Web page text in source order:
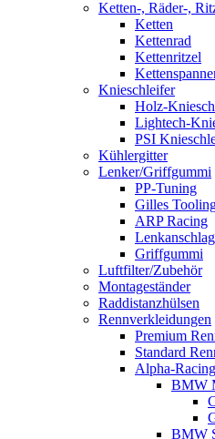
Ketten-, Räder-,
Ketten
Kettenrad
Kettenritzel
Knieschleifer
Holz-
Lightech-
PSI
Kühlergitter
Lenker/Griffgummi
PP-Tuning
Gilles
ARP Racing
Griffgummi
Luftfilter/Zubehör
Montageständer
Raddistanzhülsen
Rennverkleidungen
Premium
Standard
Alpha-
BMW
BMW